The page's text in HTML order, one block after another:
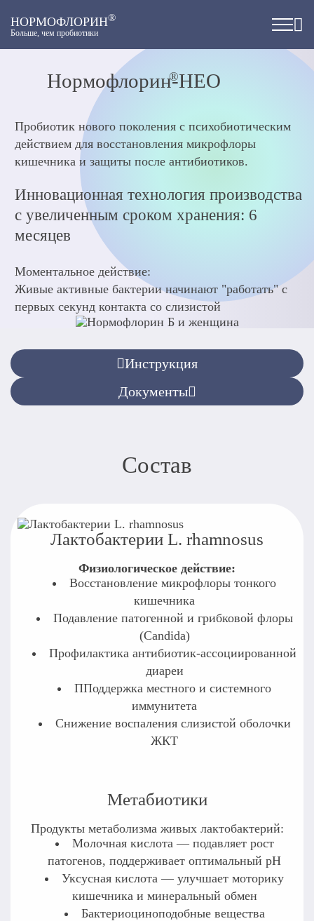
НОРМОФЛОРИН®
Больше, чем пробиотики
Нормофлорин®
-НЕО
Пробиотик нового поколения с психобиотическим
действием для восстановления микрофлоры
кишечника и защиты после антибиотиков.
Инновационная технология производства
с увеличенным сроком хранения: 6
месяцев
Моментальное действие:
Живые активные бактерии начинают "работать" с
первых секунд контакта со слизистой
Инструкция
Документы
Состав
Лактобактерии L. rhamnosus
Физиологическое действие:
Восстановление микрофлоры тонкого
кишечника
Подавление патогенной и грибковой флоры
(Candida)
Профилактика антибиотик-ассоциированной
диареи
ППоддержка местного и системного
иммунитета
Снижение воспаления слизистой оболочки
ЖКТ
Метабиотики
Продукты метаболизма живых лактобактерий:
Молочная кислота — подавляет рост
патогенов, поддерживает оптимальный pH
Уксусная кислота — улучшает моторику
кишечника и минеральный обмен
Бактериоциноподобные вещества